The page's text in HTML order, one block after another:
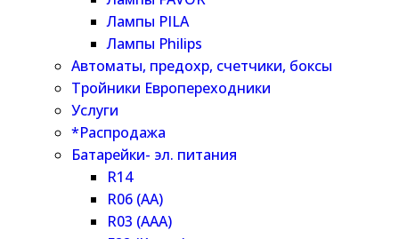
Лампы PILA
Лампы Philips
Автоматы, предохр, счетчики, боксы
Тройники Европереходники
Услуги
*Распродажа
Батарейки- эл. питания
R14
R06 (AA)
R03 (AAA)